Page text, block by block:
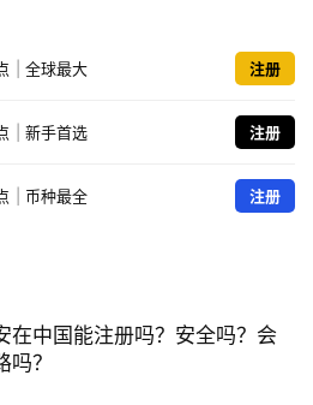
全球最大 注册
新手首选 注册
币种最全 注册
在中国能注册吗？安全吗？会
吗？